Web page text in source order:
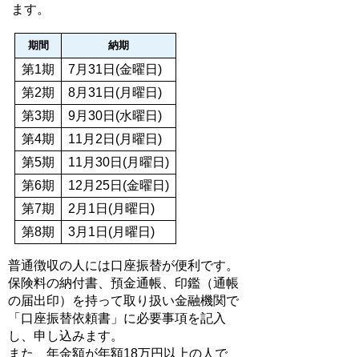
ます。
期間 納期
第1期
7月31日(金曜日)
第2期
8月31日(月曜日)
第3期
9月30日(水曜日)
第4期
11月2日(月曜日)
第5期
11月30日(月曜日)
第6期
12月25日(金曜日)
第7期
2月1日(月曜日)
第8期
3月1日(月曜日)
普通徴収の人には口座振替が便利です。
保険料の納付書、預金通帳、印鑑（通帳
の届出印）を持って取り扱い金融機関で
「口座振替依頼書」に必要事項を記入
し、申し込みます。
また、年金額が年額18万円以上の人で